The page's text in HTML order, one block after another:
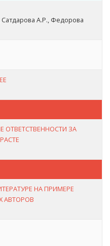
А.Р., Федорова
ОТВЕТСТВЕННОСТИ ЗА
НА ПРИМЕРЕ
АВТОРОВ